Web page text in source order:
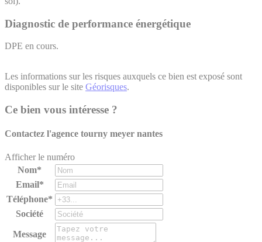
Diagnostic de performance énergétique
DPE en cours.
Les informations sur les risques auxquels ce bien est exposé sont
disponibles sur le site Géorisques.
Ce bien vous intéresse ?
Contactez l'agence tourny meyer nantes
Afficher le numéro
Nom*
Email*
Téléphone*
Société
Message